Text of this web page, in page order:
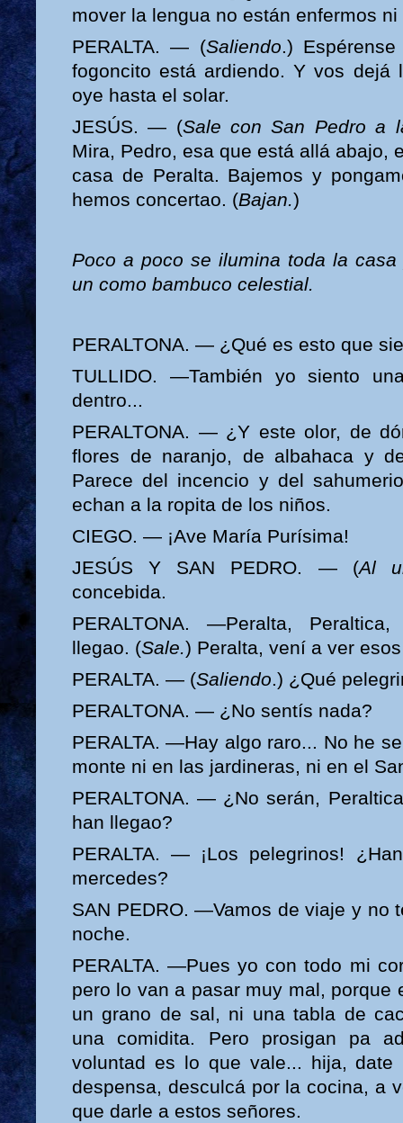
mover la lengua no están enfermos
PERALTA. — (Saliendo.)
fogoncito está ardiendo. Y vos dejá
oye hasta el solar.
JESÚS. — (Sale con San Pedro a
Mira, Pedro, esa que está allá abajo,
casa de Peralta. Bajemos y
hemos concertao. (Bajan.)
Poco a poco se ilumina toda la
un como bambuco celestial.
PERALTONA. — ¿Qué es esto que
TULLIDO. —También yo siento
dentro...
PERALTONA. — ¿Y este olor, de
flores de naranjo, de albahaca y
Parece del incencio y del
echan a la ropita de los niños.
CIEGO. — ¡Ave María Purísima!
JESÚS Y SAN PEDRO. — (Al
concebida.
PERALTONA. —Peralta,
llegao. (Sale.) Peralta, vení a ver
PERALTA. — (Saliendo.) ¿Qué
PERALTONA. — ¿No sentís nada?
PERALTA. —Hay algo raro... No he
monte ni en las jardineras, ni en el
PERALTONA. — ¿No serán,
han llegao?
PERALTA. — ¡Los pelegrinos!
mercedes?
SAN PEDRO. —Vamos de viaje y no
noche.
PERALTA. —Pues yo con todo mi
pero lo van a pasar muy mal, porque
un grano de sal, ni una tabla de
una comidita. Pero prosigan pa
voluntad es lo que vale... hija, date
despensa, desculcá por la cocina, a
que darle a estos señores.